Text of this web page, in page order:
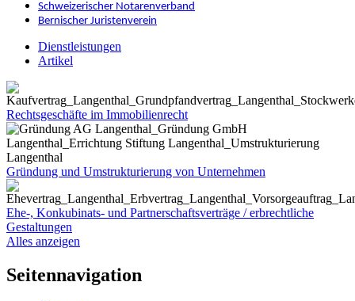
Schweizerischer Notarenverband
Bernischer Juristenverein
Dienstleistungen
Artikel
Rechtsgeschäfte im Immobilienrecht
Gründung und Umstrukturierung von Unternehmen
Ehe-, Konkubinats- und Partnerschaftsverträge / erbrechtliche
Gestaltungen
Alles anzeigen
Seitennavigation